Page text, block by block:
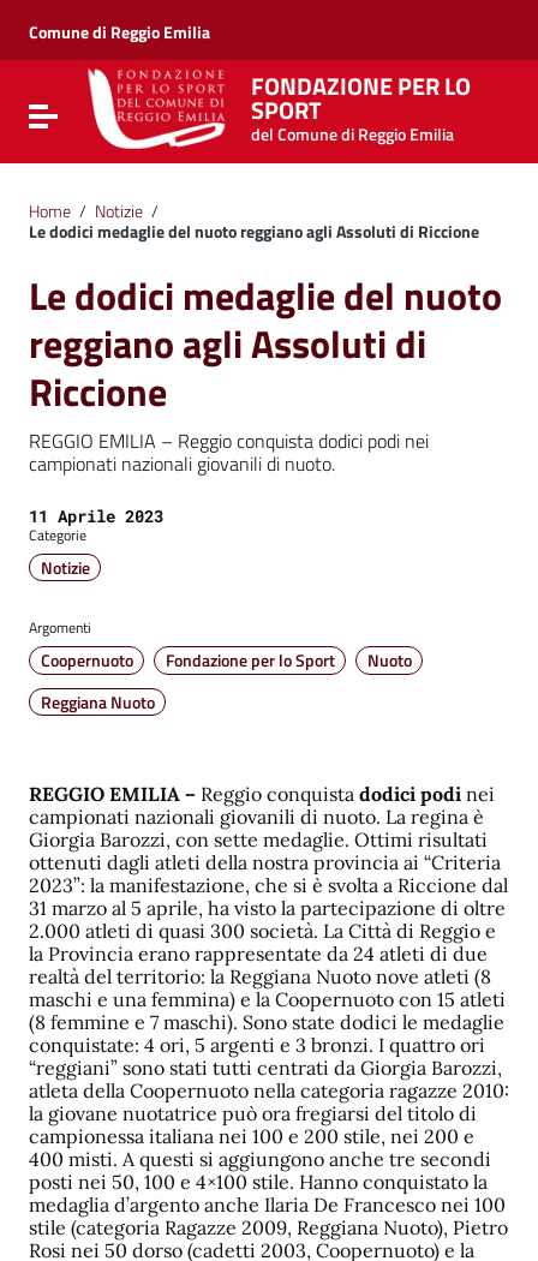
Vai al menu di navigazione
Vai al footer
Comune di Reggio Emilia
Attiva / disattiva la navigazione
FONDAZIONE PER LO
SPORT
del Comune di Reggio Emilia
Home / Notizie /
Le dodici medaglie del nuoto reggiano agli Assoluti di Riccione
Le dodici medaglie del nuoto
reggiano agli Assoluti di
Riccione
REGGIO EMILIA – Reggio conquista dodici podi nei
campionati nazionali giovanili di nuoto.
Data:
11 Aprile 2023
Categorie
Notizie
Argomenti
Coopernuoto Fondazione per lo Sport
Nuoto
Reggiana Nuoto
REGGIO EMILIA – Reggio conquista dodici podi nei
campionati nazionali giovanili di nuoto. La regina è
Giorgia Barozzi, con sette medaglie. Ottimi risultati
ottenuti dagli atleti della nostra provincia ai “Criteria
2023”: la manifestazione, che si è svolta a Riccione dal
31 marzo al 5 aprile, ha visto la partecipazione di oltre
2.000 atleti di quasi 300 società. La Città di Reggio e
la Provincia erano rappresentate da 24 atleti di due
realtà del territorio: la Reggiana Nuoto nove atleti (8
maschi e una femmina) e la Coopernuoto con 15 atleti
(8 femmine e 7 maschi). Sono state dodici le medaglie
conquistate: 4 ori, 5 argenti e 3 bronzi. I quattro ori
“reggiani” sono stati tutti centrati da Giorgia Barozzi,
atleta della Coopernuoto nella categoria ragazze 2010:
la giovane nuotatrice può ora fregiarsi del titolo di
campionessa italiana nei 100 e 200 stile, nei 200 e
400 misti. A questi si aggiungono anche tre secondi
posti nei 50, 100 e 4×100 stile. Hanno conquistato la
medaglia d’argento anche Ilaria De Francesco nei 100
stile (categoria Ragazze 2009, Reggiana Nuoto), Pietro
Rosi nei 50 dorso (cadetti 2003, Coopernuoto) e la